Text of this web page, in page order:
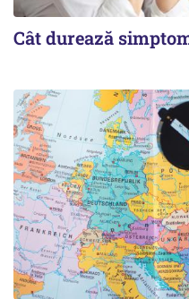
Cât durează